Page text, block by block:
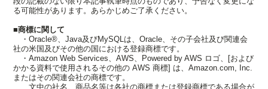
る可能性があります。あらかじめご了承ください。
■商標に関して
・Oracle®、Java及びMySQLは、Oracle、その子会社及び関連会
社の米国及びその他の国における登録商標です。
・Amazon Web Services、AWS、Powered by AWS ロゴ、[および
かかる資料で使用されるその他の AWS 商標] は、Amazon.com, Inc.
またはその関連会社の商標です。
文中の社名、商品名等は各社の商標または登録商標である場合が